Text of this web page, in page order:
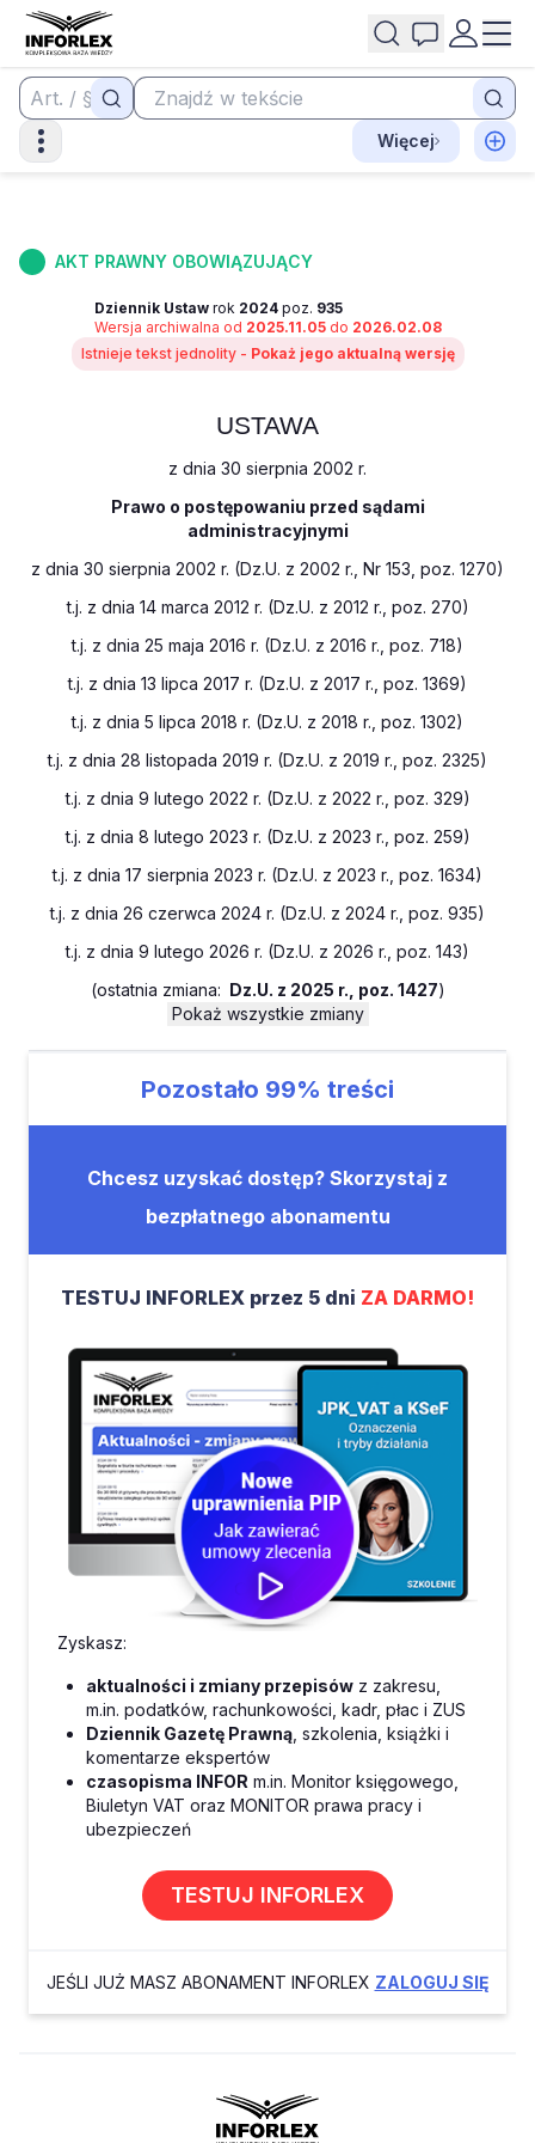
Więcej
AKT PRAWNY OBOWIĄZUJĄCY
Dziennik Ustawrok 2024poz. 935
Wersja archiwalna od 2025.11.05do 2026.02.08
Istnieje tekst jednolity - Pokaż jego aktualną wersję
USTAWA
z dnia 30 sierpnia 2002 r.
Prawo o postępowaniu przed sądami
administracyjnymi
z dnia 30 sierpnia 2002 r. (Dz.U. z 2002 r., Nr 153, poz. 1270)
t.j. z dnia 14 marca 2012 r. (Dz.U. z 2012 r., poz. 270)
t.j. z dnia 25 maja 2016 r. (Dz.U. z 2016 r., poz. 718)
t.j. z dnia 13 lipca 2017 r. (Dz.U. z 2017 r., poz. 1369)
t.j. z dnia 5 lipca 2018 r. (Dz.U. z 2018 r., poz. 1302)
t.j. z dnia 28 listopada 2019 r. (Dz.U. z 2019 r., poz. 2325)
t.j. z dnia 9 lutego 2022 r. (Dz.U. z 2022 r., poz. 329)
t.j. z dnia 8 lutego 2023 r. (Dz.U. z 2023 r., poz. 259)
t.j. z dnia 17 sierpnia 2023 r. (Dz.U. z 2023 r., poz. 1634)
t.j. z dnia 26 czerwca 2024 r. (Dz.U. z 2024 r., poz. 935)
t.j. z dnia 9 lutego 2026 r. (Dz.U. z 2026 r., poz. 143)
(ostatnia zmiana: Dz.U. z 2025 r., poz. 1427)
Pokaż wszystkie zmiany
Pozostało 99% treści
Chcesz uzyskać dostęp? Skorzystaj z
bezpłatnego abonamentu
TESTUJ INFORLEX przez 5 dni ZA DARMO!
Zyskasz:
aktualności i zmiany przepisów z zakresu,
m.in. podatków, rachunkowości, kadr, płac i ZUS
Dziennik Gazetę Prawną , szkolenia, książki i
komentarze ekspertów
czasopisma INFOR m.in. Monitor księgowego,
Biuletyn VAT oraz MONITOR prawa pracy i
ubezpieczeń
TESTUJ INFORLEX
JEŚLI JUŻ MASZ ABONAMENT INFORLEX ZALOGUJ SIĘ